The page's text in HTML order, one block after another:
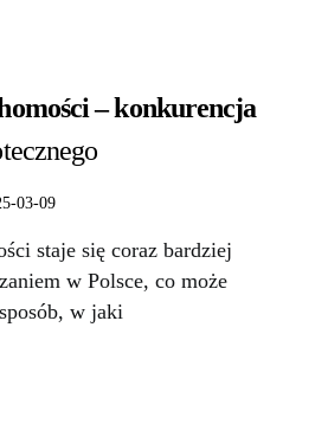
– konkurencja
03-09
staje się coraz bardziej
w Polsce, co może
w jaki